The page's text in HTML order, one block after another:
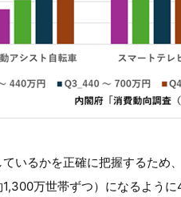
いるかを正確に把握するため
万世帯ずつ）になるよう